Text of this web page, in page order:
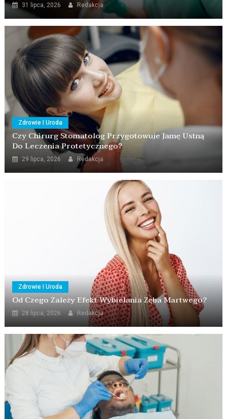
31 lipca, 2026 Redakcja
Zdrowie I Uroda
Czy Chirurg Stomatolog Przygotowuje Jamę Ustną
Do Leczenia Protetycznego?
29 lipca, 2026 Redakcja
Zdrowie I Uroda
Od Czego Zależy Efekt Wybielania Zęba Martwego?
28 lipca, 2026 Redakcja